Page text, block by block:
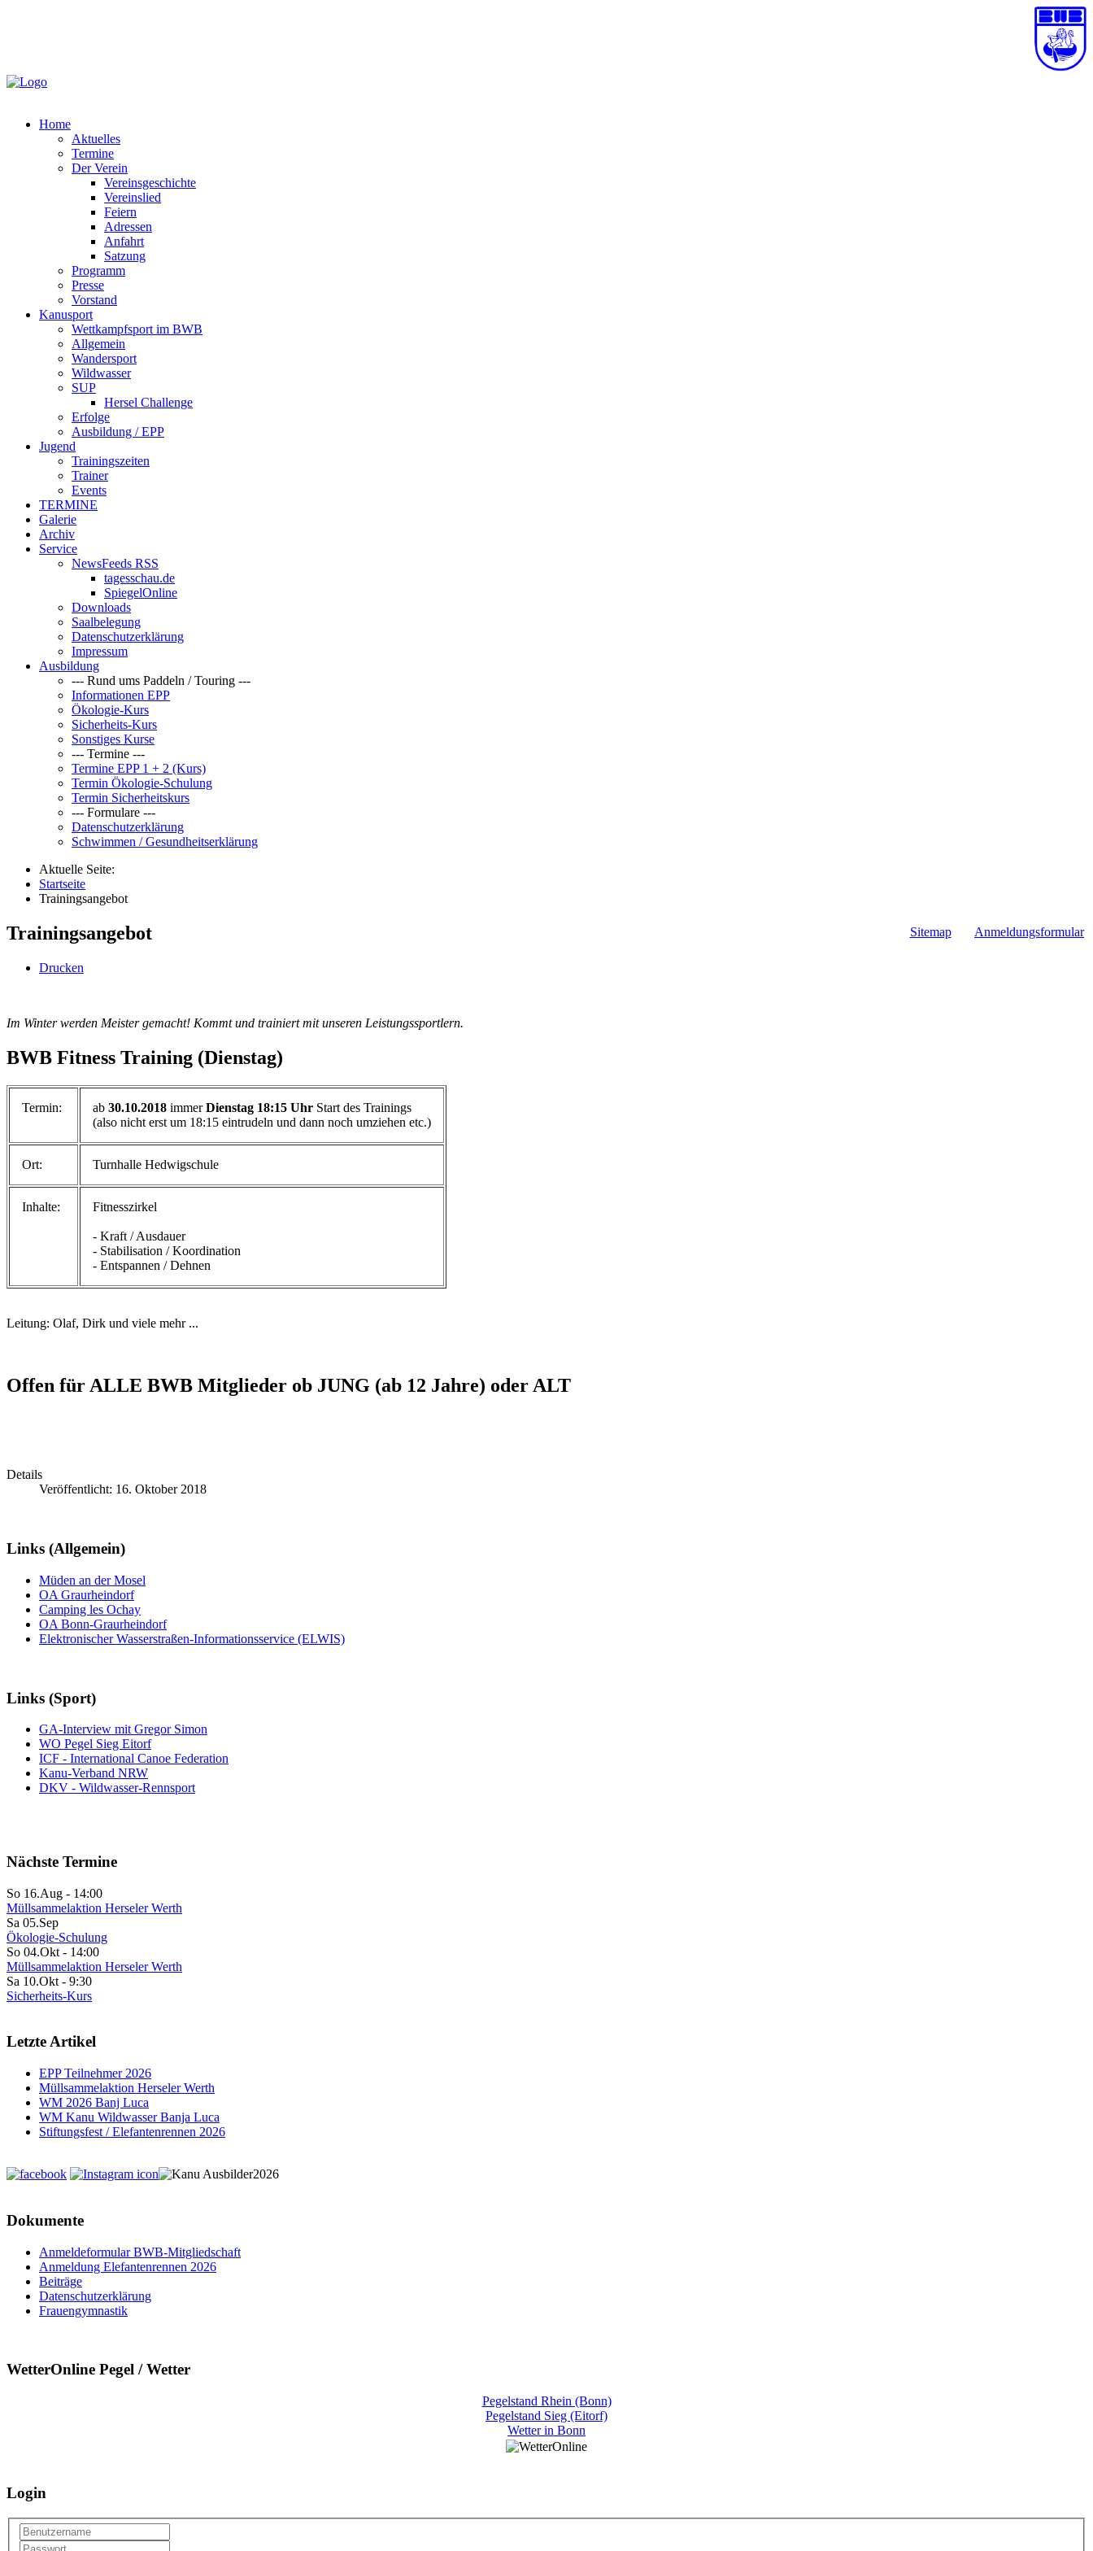
Home
Aktuelles
Termine
Der Verein
Vereinsgeschichte
Vereinslied
Feiern
Adressen
Anfahrt
Satzung
Programm
Presse
Vorstand
Kanusport
Wettkampfsport im BWB
Allgemein
Wandersport
Wildwasser
SUP
Hersel Challenge
Erfolge
Ausbildung / EPP
Jugend
Trainingszeiten
Trainer
Events
TERMINE
Galerie
Archiv
Service
NewsFeeds RSS
tagesschau.de
SpiegelOnline
Downloads
Saalbelegung
Datenschutzerklärung
Impressum
Ausbildung
--- Rund ums Paddeln / Touring ---
Informationen EPP
Ökologie-Kurs
Sicherheits-Kurs
Sonstiges Kurse
--- Termine ---
Termine EPP 1 + 2 (Kurs)
Termin Ökologie-Schulung
Termin Sicherheitskurs
--- Formulare ---
Datenschutzerklärung
Schwimmen / Gesundheitserklärung
Aktuelle Seite:
Startseite
Trainingsangebot
Sitemap Anmeldungsformular
Trainingsangebot
Drucken
Im Winter werden Meister gemacht! Kommt und trainiert mit unseren Leistungssportlern.
BWB Fitness Training (Dienstag)
Termin: ab 30.10.2018 immerDienstag 18:15 Uhr Start des Trainings
(also nicht erst um 18:15 eintrudeln und dann noch umziehen etc.)
Ort: Turnhalle Hedwigschule
Inhalte: Fitnesszirkel
- Kraft / Ausdauer
- Stabilisation / Koordination
- Entspannen / Dehnen
Leitung: Olaf, Dirk und viele mehr ...
Offen für ALLE BWB Mitglieder ob JUNG (ab 12 Jahre) oder ALT
Details
Veröffentlicht: 16. Oktober 2018
Links (Allgemein)
Müden an der Mosel
OA Graurheindorf
Camping les Ochay
OA Bonn-Graurheindorf
Elektronischer Wasserstraßen-Informationsservice (ELWIS)
Links (Sport)
GA-Interview mit Gregor Simon
WO Pegel Sieg Eitorf
ICF - International Canoe Federation
Kanu-Verband NRW
DKV - Wildwasser-Rennsport
Nächste Termine
So 16.Aug - 14:00
Müllsammelaktion Herseler Werth
Sa 05.Sep
Ökologie-Schulung
So 04.Okt - 14:00
Müllsammelaktion Herseler Werth
Sa 10.Okt - 9:30
Sicherheits-Kurs
Letzte Artikel
EPP Teilnehmer 2026
Müllsammelaktion Herseler Werth
WM 2026 Banj Luca
WM Kanu Wildwasser Banja Luca
Stiftungsfest / Elefantenrennen 2026
Dokumente
Anmeldeformular BWB-Mitgliedschaft
Anmeldung Elefantenrennen 2026
Beiträge
Datenschutzerklärung
Frauengymnastik
WetterOnline Pegel / Wetter
Pegelstand Rhein (Bonn)
Pegelstand Sieg (Eitorf)
Wetter in Bonn
Login